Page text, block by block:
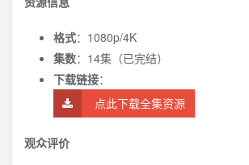
格式：1080p/4K
集数：14集（已完结）
下载链接：
点此下载全集资源
观众评价